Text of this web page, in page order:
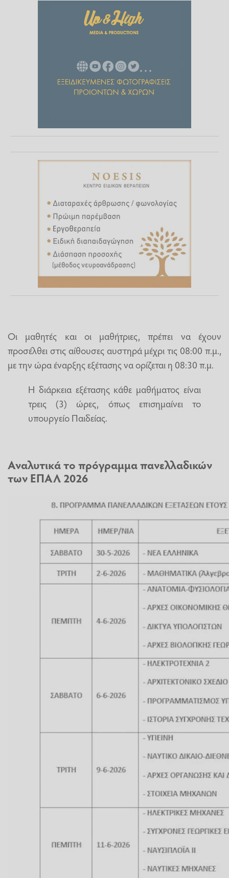
Οι μαθητές και οι μαθήτριες, πρέπει να έχουν
προσέλθει στις αίθουσες αυστηρά μέχρι τις 08:00 π.μ.,
με την ώρα έναρξης εξέτασης να ορίζεται η 08:30 π.μ.
Η διάρκεια εξέτασης κάθε μαθήματος είναι
τρεις (3) ώρες, όπως επισημαίνει το
υπουργείο Παιδείας.
Αναλυτικά το πρόγραμμα πανελλαδικών
των ΕΠΑΛ 2026